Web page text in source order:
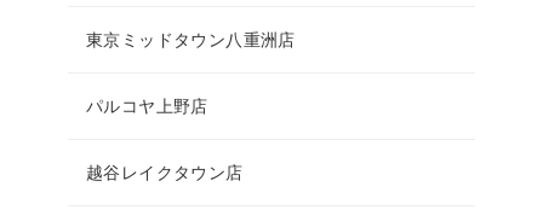
東京ミッドタウン八重洲店
パルコヤ上野店
越谷レイクタウン店